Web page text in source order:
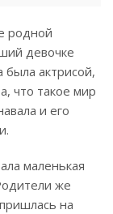
родной
девочке
актрисой,
что такое мир
и его
маленькая
же
на